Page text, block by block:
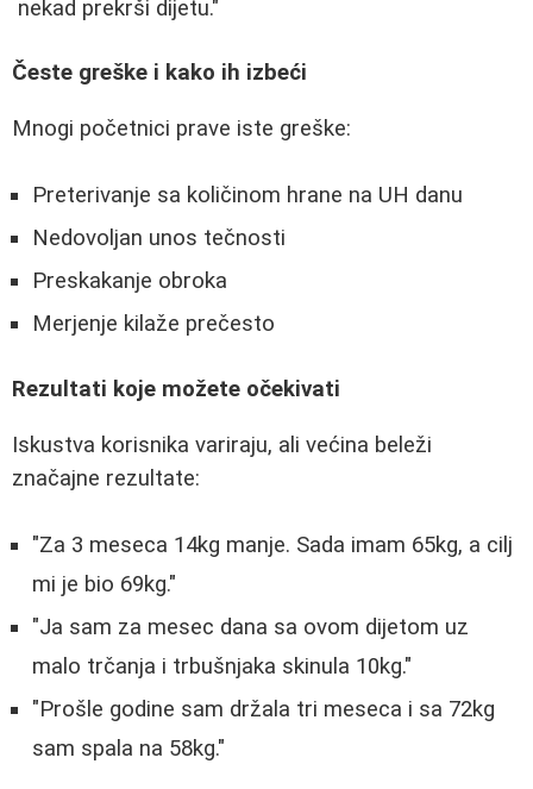
nekad prekrši dijetu."
Česte greške i kako ih izbeći
Mnogi početnici prave iste greške:
Preterivanje sa količinom hrane na UH danu
Nedovoljan unos tečnosti
Preskakanje obroka
Merjenje kilaže prečesto
Rezultati koje možete očekivati
Iskustva korisnika variraju, ali većina beleži
značajne rezultate:
"Za 3 meseca 14kg manje. Sada imam 65kg, a cilj
mi je bio 69kg."
"Ja sam za mesec dana sa ovom dijetom uz
malo trčanja i trbušnjaka skinula 10kg."
"Prošle godine sam držala tri meseca i sa 72kg
sam spala na 58kg."